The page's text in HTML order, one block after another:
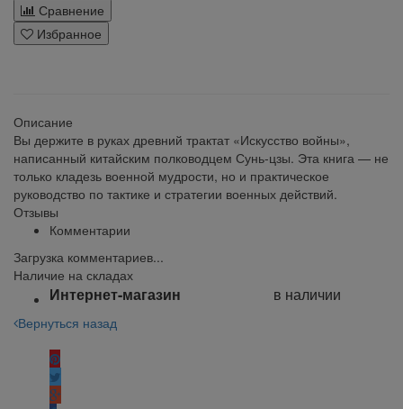
Сравнение
Избранное
Описание
Вы держите в руках древний трактат «Искусство войны»,
написанный китайским полководцем Сунь-цзы. Эта книга — не
только кладезь военной мудрости, но и практическое
руководство по тактике и стратегии военных действий.
Отзывы
Комментарии
Загрузка комментариев...
Наличие на складах
Интернет-магазин в наличии
Вернуться назад